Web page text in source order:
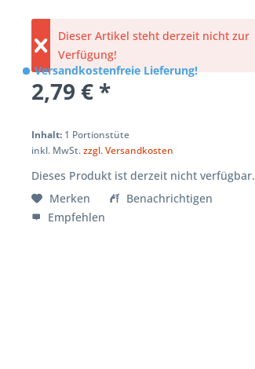
Dieser Artikel steht derzeit nicht zur
Verfügung!
2,79 € *
Inhalt: 1 Portionstüte
inkl. MwSt.zzgl. Versandkosten
Versandkostenfreie Lieferung!
Dieses Produkt ist derzeit nicht verfügbar.
Merken
Benachrichtigen
Empfehlen